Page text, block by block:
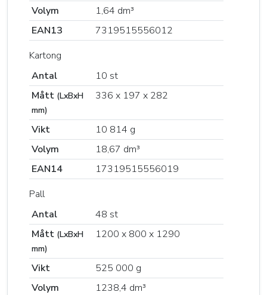
Volym
1,64 dm³
EAN13
7319515556012
Kartong
Antal
10 st
Mått (LxBxH
mm)
336 x 197 x 282
Vikt
10 814 g
Volym
18,67 dm³
EAN14
17319515556019
Pall
Antal
48 st
Mått (LxBxH
mm)
1200 x 800 x 1290
Vikt
525 000 g
Volym
1238,4 dm³